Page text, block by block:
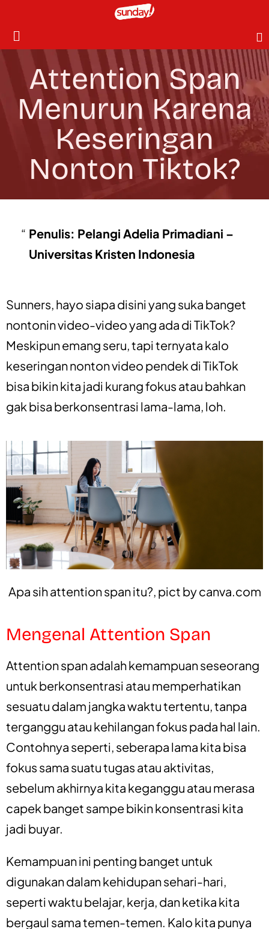
Attention Span
Menurun Karena
Keseringan
Nonton Tiktok?
Penulis: Pelangi Adelia Primadiani –
Universitas Kristen Indonesia
Sunners, hayo siapa disini yang suka banget
nontonin video-video yang ada di TikTok?
Meskipun emang seru, tapi ternyata kalo
keseringan nonton video pendek di TikTok
bisa bikin kita jadi kurang fokus atau bahkan
gak bisa berkonsentrasi lama-lama, loh.
Apa sih attention span itu?, pict bycanva.com
Mengenal Attention Span
Attention span adalah kemampuan seseorang
untuk berkonsentrasi atau memperhatikan
sesuatu dalam jangka waktu tertentu, tanpa
terganggu atau kehilangan fokus pada hal lain.
Contohnya seperti, seberapa lama kita bisa
fokus sama suatu tugas atau aktivitas,
sebelum akhirnya kita keganggu atau merasa
capek banget sampe bikin konsentrasi kita
jadi buyar.
Kemampuan ini penting banget untuk
digunakan dalam kehidupan sehari-hari,
seperti waktu belajar, kerja, dan ketika kita
bergaul sama temen-temen. Kalo kita punya